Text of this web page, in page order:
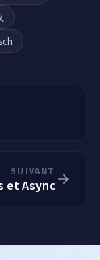
SUIVANT
et Async